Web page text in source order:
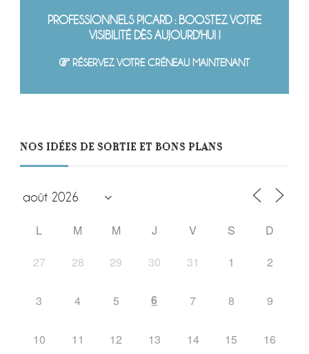
PROFESSIONNELS PICARD : BOOSTEZ VOTRE
VISIBILITÉ DÈS AUJOURD'HUI !
RÉSERVEZ VOTRE CRÉNEAU MAINTENANT
NOS IDÉES DE SORTIE ET BONS PLANS
L M M J V S
D
27
28 29 30 31 1 2
3 4 5 6 7 8 9
10 11 12 13 14 15 16